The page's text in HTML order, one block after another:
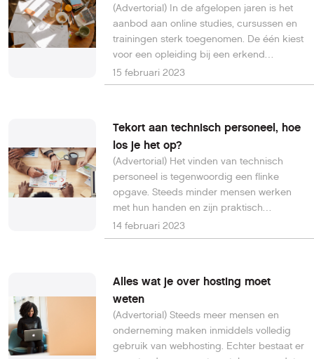
(Advertorial) In de afgelopen jaren is het
aanbod aan online studies, cursussen en
trainingen sterk toegenomen. De één kiest
voor een opleiding bij een erkend
Nederlands opleidingsinstituut; de ander
gaat voor een training via een
15 februari 2023
Tekort aan technisch personeel, hoe
los je het op?
(Advertorial) Het vinden van technisch
personeel is tegenwoordig een flinke
opgave. Steeds minder mensen werken
met hun handen en zijn praktisch
opgeleid. Daarnaast lijkt de technische
sector bij jonge arbeidskrachten minder
14 februari 2023
Alles wat je over hosting moet
weten
(Advertorial) Steeds meer mensen en
onderneming maken inmiddels volledig
gebruik van webhosting. Echter bestaat er